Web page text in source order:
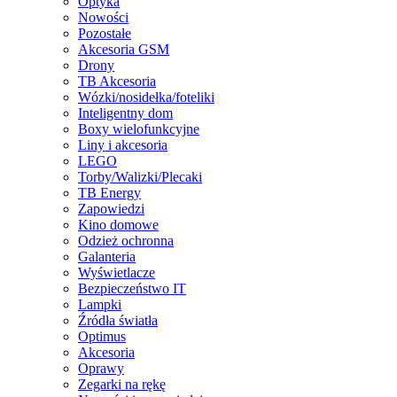
Nowości
Pozostałe
Akcesoria GSM
Drony
TB Akcesoria
Wózki/nosidełka/foteliki
Inteligentny dom
Boxy wielofunkcyjne
Liny i akcesoria
LEGO
Torby/Walizki/Plecaki
TB Energy
Zapowiedzi
Kino domowe
Odzież ochronna
Galanteria
Wyświetlacze
Bezpieczeństwo IT
Lampki
Źródła światła
Optimus
Akcesoria
Oprawy
Zegarki na rękę